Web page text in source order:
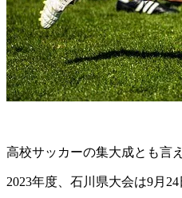
高校サッカーの集大成とも言
2023年度、石川県大会は9月